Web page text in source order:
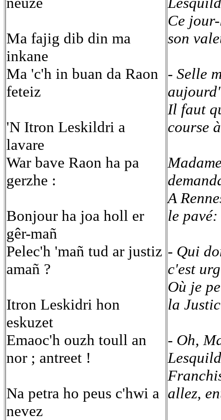
Ma fajig dib din ma
inkane
Ma 'c'h in buan da Raon
feteiz
'N Itron Leskildri a
lavare
War bave Raon ha pa
gerzhe :
Bonjour ha joa holl er
gêr-mañ
Pelec'h 'mañ tud ar justiz
amañ ?
Itron Leskidri hon
eskuzet
Emaoc'h ouzh toull an
nor ; antreet !
Na petra ho peus c'hwi a
nevez
Ce
son
- Selle
Il faut
course
A
le pavé:
- Qui
c'est
Où je
la
- Oh,
allez,